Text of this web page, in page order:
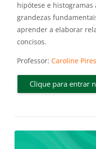
hipótese e
grandezas
aprender a elaborar
concisos.
Professor: Caroline
Clique para entrar